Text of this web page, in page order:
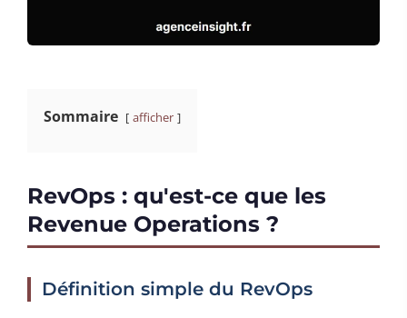
Sommaire afficher
RevOps : qu'est-ce que les
Revenue Operations ?
Définition simple du RevOps